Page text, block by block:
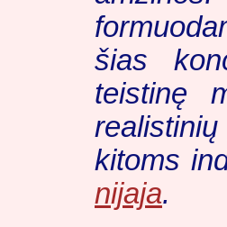
šias
teistinę
realistinių
kitoms
nijaja.